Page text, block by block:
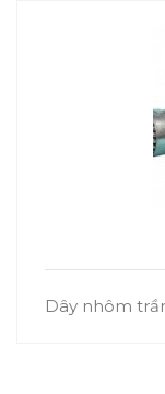
Dây nhôm